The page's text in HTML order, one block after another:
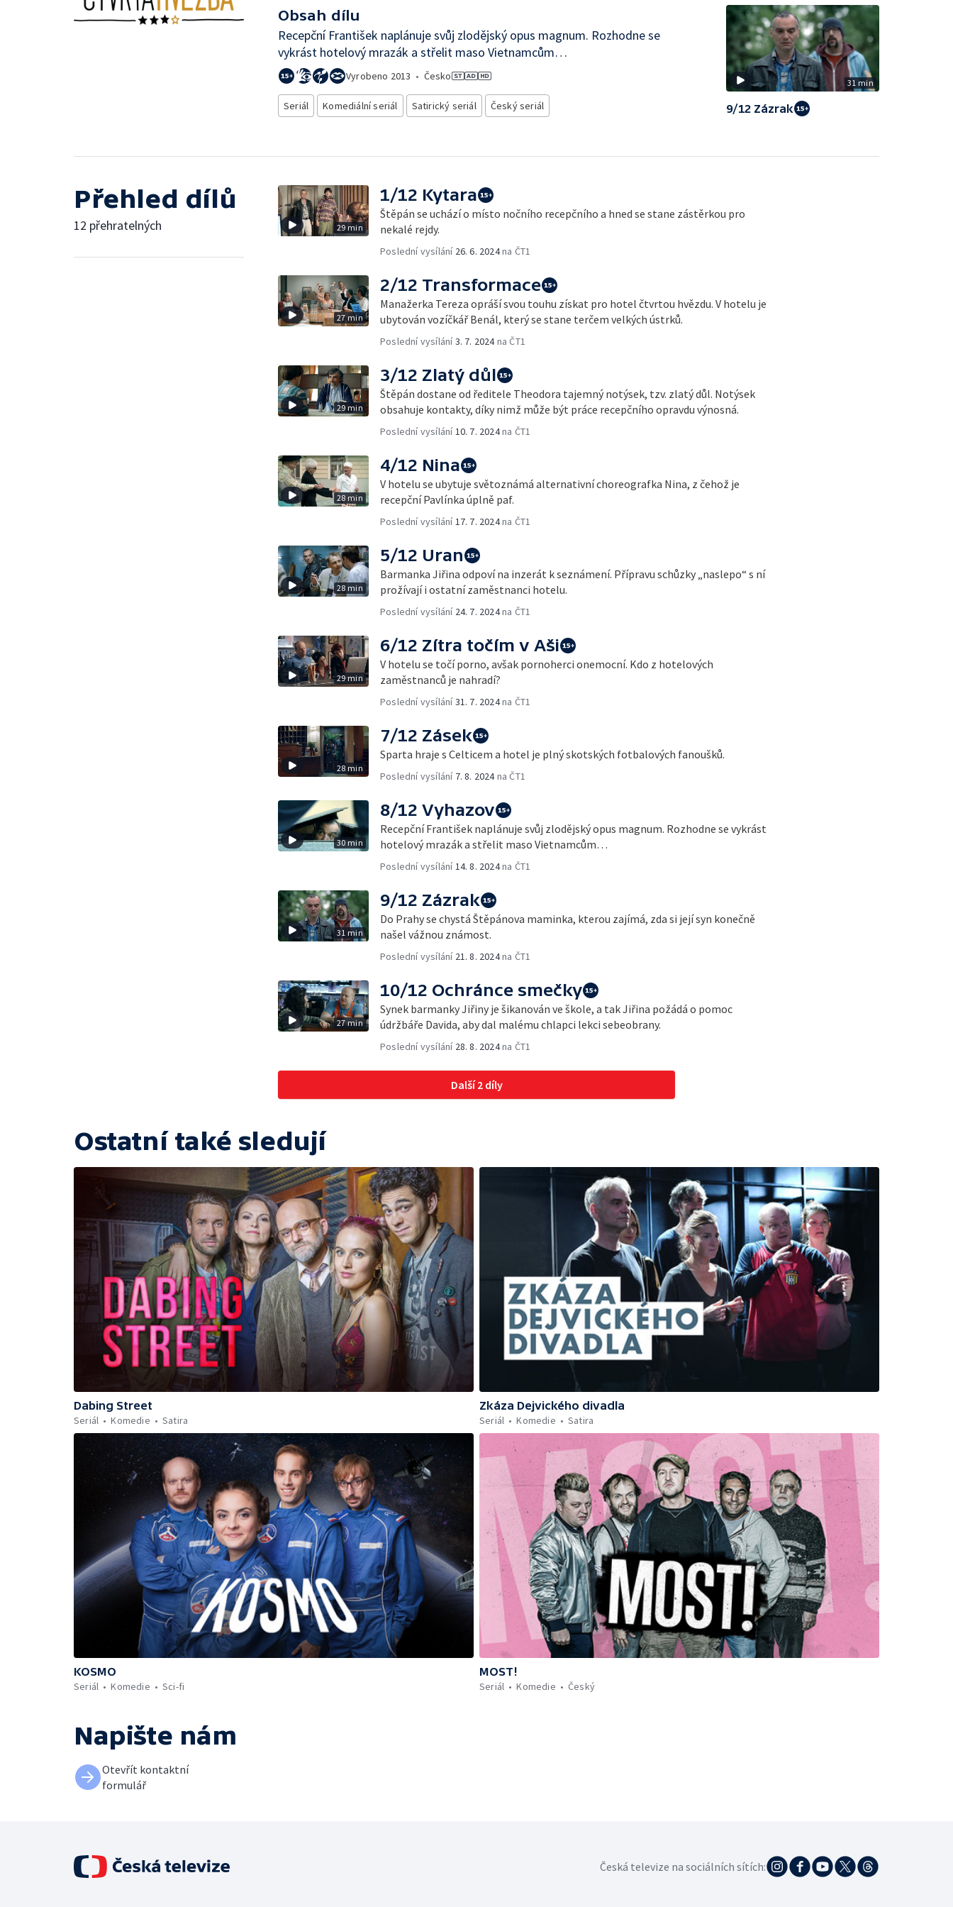
Obsah dílu
Recepční František naplánuje svůj zlodějský opus magnum. Rozhodne se
vykrást hotelový mrazák a střelit maso Vietnamcům…
Vyrobeno 2013 • Česko
Seriál Komediální seriál Satirický seriál Český seriál
31 min
9/12 Zázrak
Přehled dílů
12 přehratelných 29 min
1/12 Kytara
Štěpán se uchází o místo nočního recepčního a hned se stane zástěrkou pro
nekalé rejdy.
Poslední vysílání 26. 6. 2024na ČT1
27 min
2/12 Transformace
Manažerka Tereza opráší svou touhu získat pro hotel čtvrtou hvězdu. V hotelu je
ubytován vozíčkář Benál, který se stane terčem velkých ústrků.
Poslední vysílání3. 7. 2024na ČT1
29 min
3/12 Zlatý důl
Štěpán dostane od ředitele Theodora tajemný notýsek, tzv. zlatý důl. Notýsek
obsahuje kontakty, díky nimž může být práce recepčního opravdu výnosná.
Poslední vysílání 10. 7. 2024na ČT1
28 min
4/12 Nina
V hotelu se ubytuje světoznámá alternativní choreografka Nina, z čehož je
recepční Pavlínka úplně paf.
Poslední vysílání 17. 7. 2024na ČT1
28 min
5/12 Uran
Barmanka Jiřina odpoví na inzerát k seznámení. Přípravu schůzky „naslepo“ s ní
prožívají i ostatní zaměstnanci hotelu.
Poslední vysílání 24. 7. 2024na ČT1
29 min
6/12 Zítra točím v Aši
V hotelu se točí porno, avšak pornoherci onemocní. Kdo z hotelových
zaměstnanců je nahradí?
Poslední vysílání31. 7. 2024na ČT1
28 min
7/12 Zásek
Sparta hraje s Celticem a hotel je plný skotských fotbalových fanoušků.
Poslední vysílání 7. 8. 2024na ČT1
30 min
8/12 Vyhazov
Recepční František naplánuje svůj zlodějský opus magnum. Rozhodne se vykrást
hotelový mrazák a střelit maso Vietnamcům…
Poslední vysílání 14. 8. 2024na ČT1
31 min
9/12 Zázrak
Do Prahy se chystá Štěpánova maminka, kterou zajímá, zda si její syn konečně
našel vážnou známost.
Poslední vysílání 21. 8. 2024na ČT1
27 min
10/12 Ochránce smečky
Synek barmanky Jiřiny je šikanován ve škole, a tak Jiřina požádá o pomoc
údržbáře Davida, aby dal malému chlapci lekci sebeobrany.
Poslední vysílání 28. 8. 2024na ČT1
Další 2 díly
Ostatní také sledují
Dabing Street
Seriál
Komedie Satira
Zkáza Dejvického divadla
Seriál
Komedie Satira
KOSMO
Seriál
Komedie Sci-fi
MOST!
Seriál
Komedie Český
Napište nám
Otevřít kontaktní
formulář
Česká televize na sociálních sítích: